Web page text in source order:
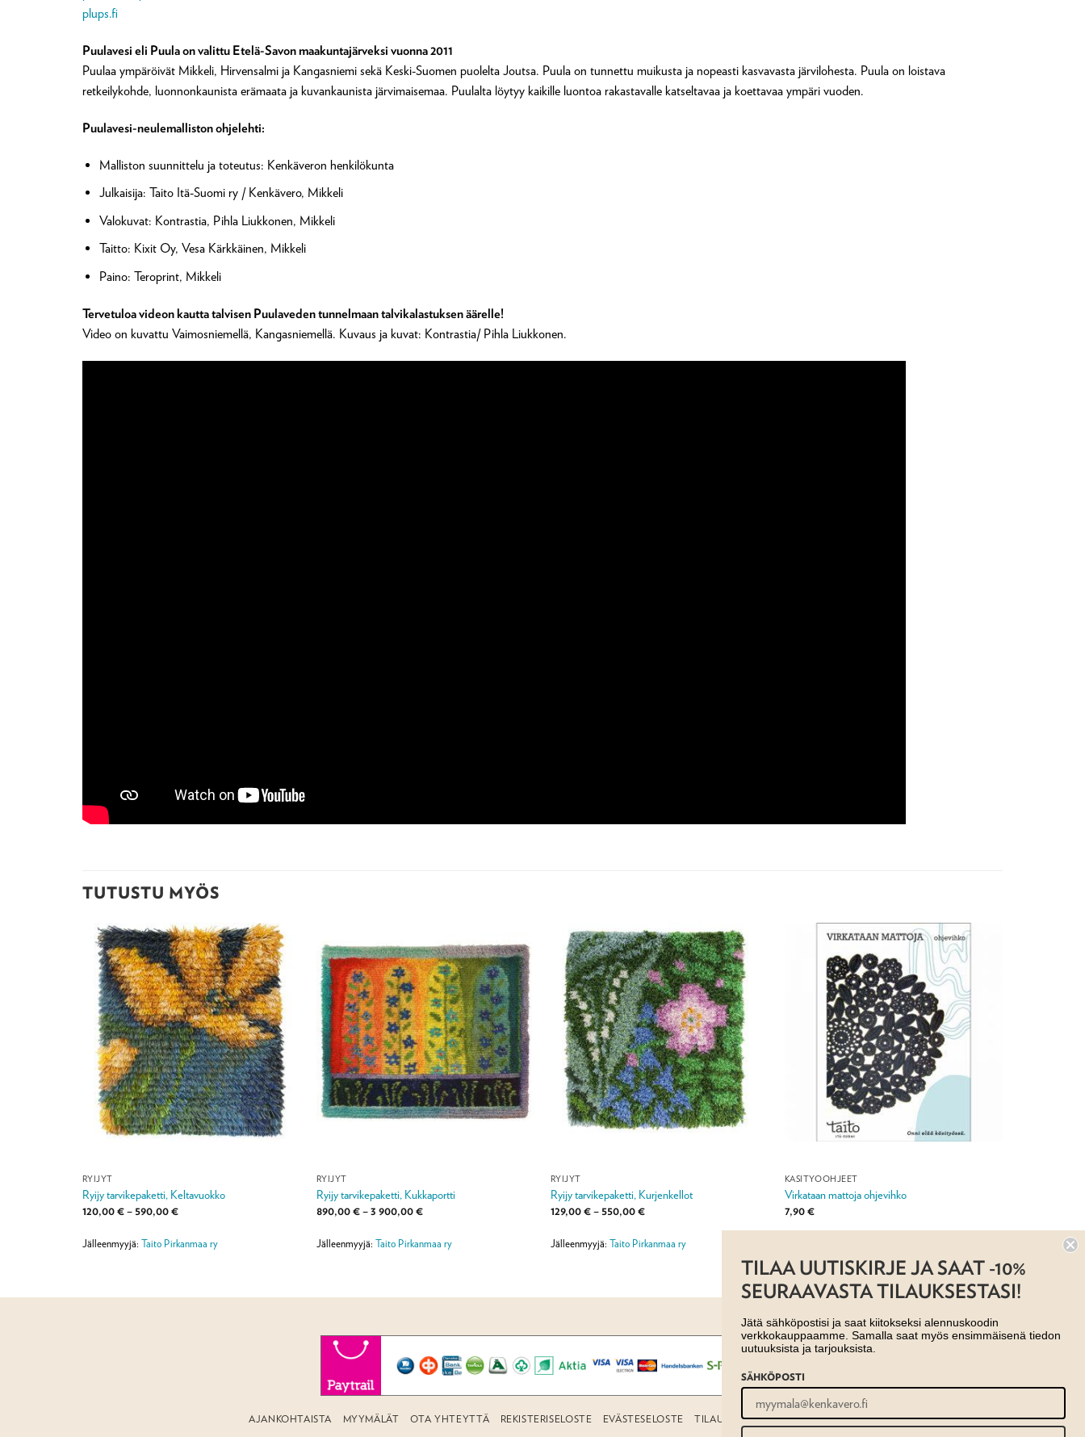
plups.fi
Puulavesi eli Puula on valittu Etelä-Savon maakuntajärveksi vuonna 2011
Puulaa ympäröivät Mikkeli, Hirvensalmi ja Kangasniemi sekä Keski-Suomen puolelta Joutsa. Puula on tunnettu muikusta ja nopeasti kasvavasta järvilohesta. Puula on loistava
retkeilykohde, luonnonkaunista erämaata ja kuvankaunista järvimaisemaa. Puulalta löytyy kaikille luontoa rakastavalle katseltavaa ja koettavaa ympäri vuoden.
Puulavesi-neulemalliston ohjelehti:
Malliston suunnittelu ja toteutus: Kenkäveron henkilökunta
Julkaisija: Taito Itä-Suomi ry / Kenkävero, Mikkeli
Valokuvat: Kontrastia, Pihla Liukkonen, Mikkeli
Taitto: Kixit Oy, Vesa Kärkkäinen, Mikkeli
Paino: Teroprint, Mikkeli
Tervetuloa videon kautta talvisen Puulaveden tunnelmaan talvikalastuksen äärelle!
Video on kuvattu Vaimosniemellä, Kangasniemellä. Kuvaus ja kuvat: Kontrastia/ Pihla Liukkonen.
TUTUSTU MYÖS
RYIJYT
Ryijy tarvikepaketti, Keltavuokko
120,00€– 590,00€Hintaluokka:
590,00 €
Jälleenmyyjä: Taito Pirkanmaa ry
RYIJYT
Ryijy tarvikepaketti, Kukkaportti
890,00€–3 900,00€Hintaluokka:
3
Jälleenmyyjä: Taito Pirkanmaa ry
RYIJYT
Ryijy tarvikepaketti, Kurjenkellot
129,00€– 550,00€Hintaluokka:
550,00 €
Jälleenmyyjä: Taito Pirkanmaa ry
KÄSITYÖOHJEET
Virkataan mattoja ohjevihko
7,90€
AJANKOHTAISTA MYYMÄLÄT OTA YHTEYTTÄ REKISTERISELOSTE EVÄSTESELOSTE TILAUS- JA TOIMITUSEHDOT
TILAA UUTISKIRJE JA SAAT -10%
SEURAAVASTA TILAUKSESTASI!
Jätä sähköpostisi ja saat kiitokseksi alennuskoodin
verkkokauppaamme. Samalla saat myös ensimmäisenä tiedon
uutuuksista ja tarjouksista.
SÄHKÖPOSTI